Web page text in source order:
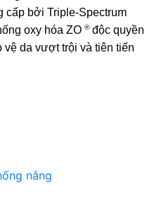
cấp bởi Triple-Spectrum
oxy hóa ZO ® độc quyền
vệ da vượt trội và tiên tiến
nắng